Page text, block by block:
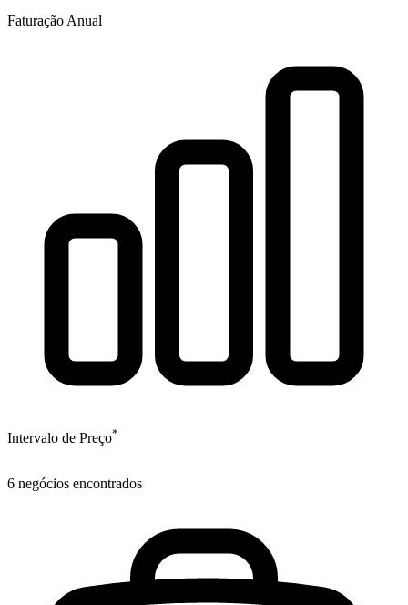
Faturação Anual
Intervalo de Preço*
6 negócios encontrados